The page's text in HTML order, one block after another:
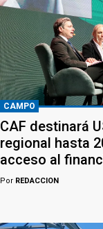
CAMPO
CAF destinará
regional hasta
acceso al
Por REDACCION